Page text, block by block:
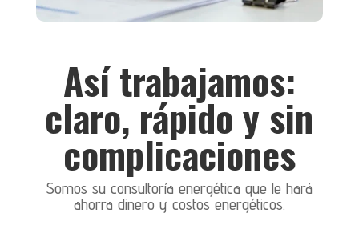
Así trabajamos:
claro, rápido y sin
complicaciones
Somos su consultoría energética que le hará
ahorra dinero y costos energéticos.